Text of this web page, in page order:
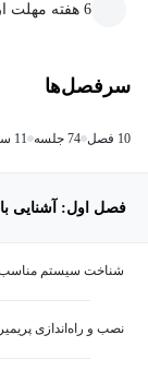
6 هفته مهلت ارسال تمرین و پروژه
سرفصل‌ها
10 فصل 74 جلسه 11 ساعت ویدیو
فصل اول: آشنایی
شناخت سیستم
نصب و راه‌اندازی